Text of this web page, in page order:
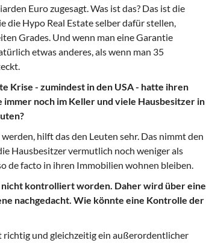
Euro zugesagt. Was ist das? Das ist die
Hypo Real Estate selber dafür stellen,
Grades. Und wenn man eine Garantie
etwas anderes, als wenn man 35
Krise - zumindest in den USA - hatte ihren
noch im Keller und viele Hausbesitzer in
hilft das den Leuten sehr. Das nimmt den
Hausbesitzer vermutlich noch weniger als
de facto in ihren Immobilien wohnen bleiben.
kontrolliert worden. Daher wird über eine
nachgedacht. Wie könnte eine Kontrolle der
und gleichzeitig ein außerordentlicher